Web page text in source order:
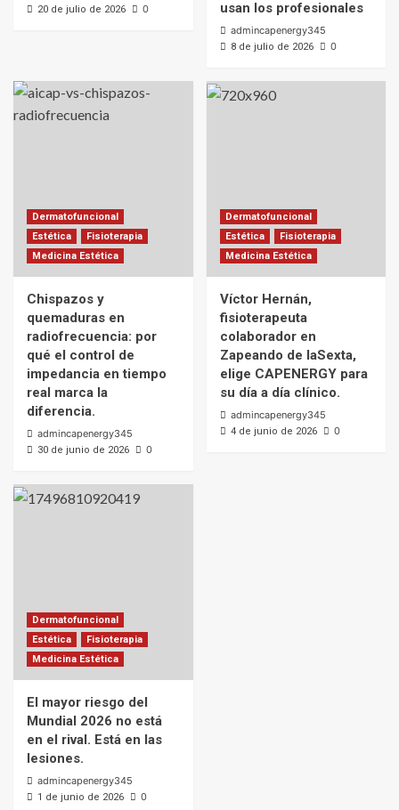
20 de julio de 2026 0
usan los profesionales
admincapenergy345
8 de julio de 2026 0
Dermatofuncional
Estética
Fisioterapia
Medicina Estética
Chispazos y
quemaduras en
radiofrecuencia: por
qué el control de
impedancia en tiempo
real marca la
diferencia.
admincapenergy345
30 de junio de 2026 0
Dermatofuncional
Estética
Fisioterapia
Medicina Estética
Víctor Hernán,
fisioterapeuta
colaborador en
Zapeando de laSexta,
elige CAPENERGY para
su día a día clínico.
admincapenergy345
4 de junio de 2026 0
Dermatofuncional
Estética
Fisioterapia
Medicina Estética
El mayor riesgo del
Mundial 2026 no está
en el rival. Está en las
lesiones.
admincapenergy345
1 de junio de 2026 0